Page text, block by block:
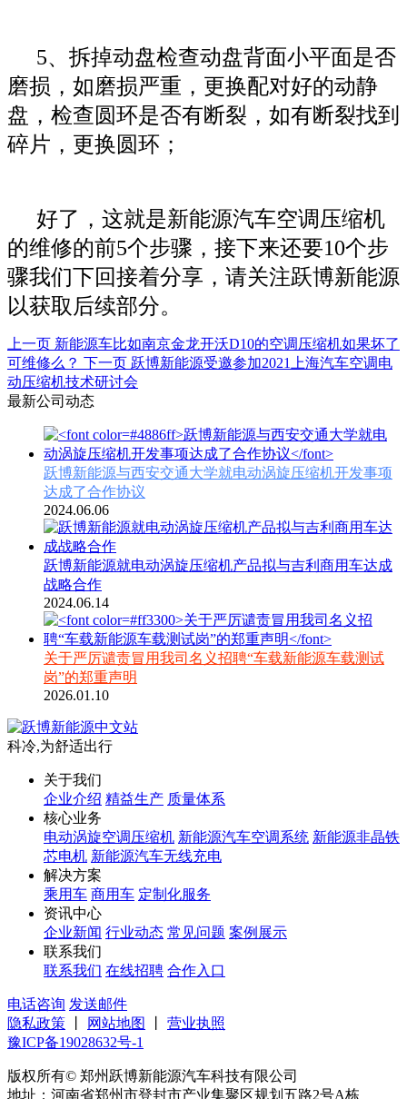
5、拆掉动盘检查动盘背面小平面是否
磨损，如磨损严重，更换配对好的动静
盘，检查圆环是否有断裂，如有断裂找到
碎片，更换圆环；
好了，这就是新能源汽车空调压缩机
的维修的前5个步骤，接下来还要10个步
骤我们下回接着分享，请关注跃博新能源
以获取后续部分。
上一页 新能源车比如南京金龙开沃D10的空调压缩机如果坏了
可维修么？ 下一页 跃博新能源受邀参加2021上海汽车空调电
动压缩机技术研讨会
最新公司动态
跃博新能源与西安交通大学就电动涡旋压缩机开发事项
达成了合作协议
2024.06.06
跃博新能源就电动涡旋压缩机产品拟与吉利商用车达成
战略合作
2024.06.14
关于严厉谴责冒用我司名义招聘“车载新能源车载测试
岗”的郑重声明
2026.01.10
科冷,为舒适出行
关于我们
企业介绍 精益生产 质量体系
核心业务
电动涡旋空调压缩机 新能源汽车空调系统 新能源非晶铁
芯电机 新能源汽车无线充电
解决方案
乘用车 商用车 定制化服务
资讯中心
企业新闻 行业动态 常见问题 案例展示
联系我们
联系我们 在线招聘 合作入口
电话咨询 发送邮件
隐私政策
网站地图
营业执照
豫ICP备19028632号-1
版权所有© 郑州跃博新能源汽车科技有限公司
地址：河南省郑州市登封市产业集聚区规划五路2号A栋